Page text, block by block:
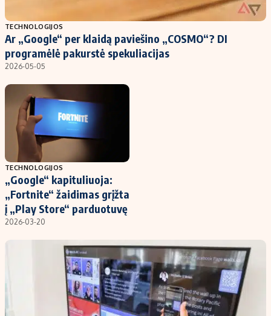
Populiarios temos
Investavimas
Akcijų rinka
Saulės elektrinės
Kriptovaliutos
Infliacija
Migracija
Titulinis
Nedarbo išmokos skaičiuoklė
Redakcija
Apie mus
Redakcijos politika
Privatumo politika
Turinio žymėjimo taisyklės
Regionų naujienos
Indėlių palūkanos
TECHNOLOGIJOS
Ar „Google“ per klaidą paviešino „COSMO“? DI
programėlė pakurstė spekuliacijas
2026-05-05
TECHNOLOGIJOS
„Google“ kapituliuoja:
„Fortnite“ žaidimas grįžta
į „Play Store“ parduotuvę
2026-03-20